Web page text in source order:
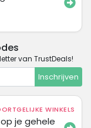
van TrustDeals!
Inschrijven
WINKELS
je gehele